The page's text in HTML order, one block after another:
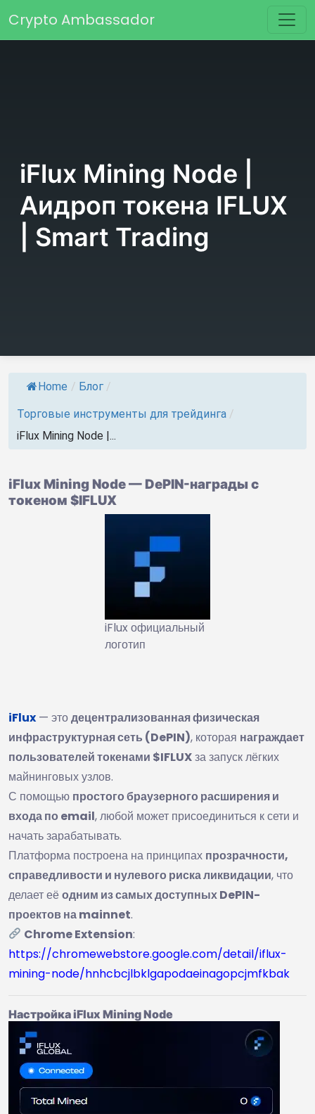
Основная навигация
Crypto Ambassador
iFlux Mining Node |
Аидроп токена IFLUX
| Smart Trading
Home / Блог /
Торговые инструменты для трейдинга /
iFlux Mining Node |...
iFlux Mining Node — DePIN-награды с
токеном $IFLUX
iFlux официальный
логотип
iFlux — этодецентрализованная физическая
инфраструктурная сеть (DePIN), которая награждает
пользователей токенами $IFLUXза запуск лёгких
майнинговых узлов.
С помощью простого браузерного расширения и
входа по email, любой может присоединиться к сети и
начать зарабатывать.
Платформа построена на принципах прозрачности,
справедливости и нулевого риска ликвидации, что
делает еёодним из самых доступных DePIN-
проектов на mainnet.
Chrome Extension:
https://chromewebstore.google.com/detail/iflux-
mining-node/hnhcbcjlbklgapodaeinagopcjmfkbak
Настройка iFlux Mining Node